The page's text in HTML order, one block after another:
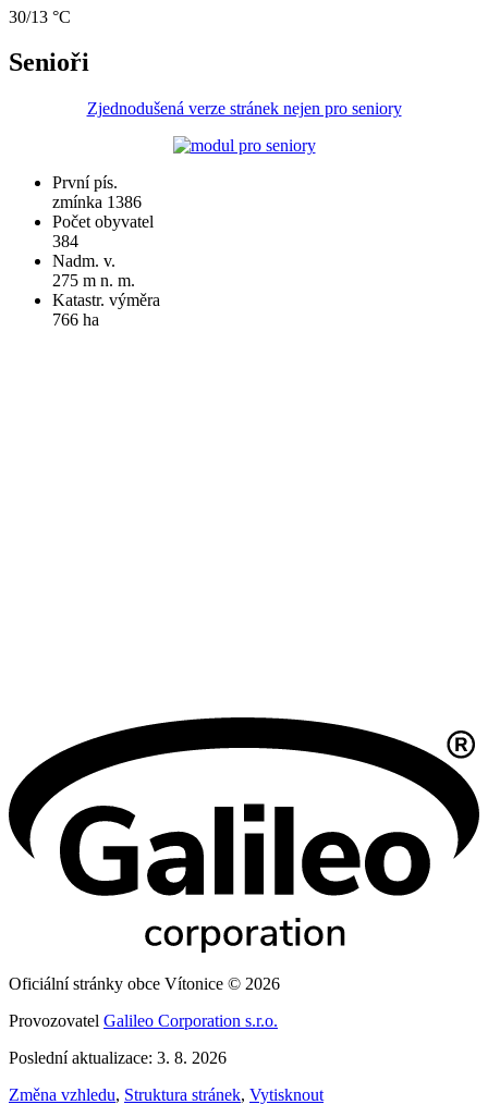
30/13 °C
Senioři
Zjednodušená verze stránek nejen pro seniory
První pís.
zmínka 1386
Počet obyvatel
384
Nadm. v.
275 m n. m.
Katastr. výměra
766 ha
Oficiální stránky obce Vítonice © 2026
Provozovatel Galileo Corporation s.r.o.
Poslední aktualizace: 3. 8. 2026
Změna vzhledu, Struktura stránek, Vytisknout